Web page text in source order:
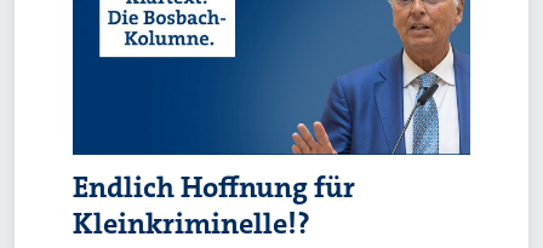
Endlich Hoffnung für
Kleinkriminelle!?